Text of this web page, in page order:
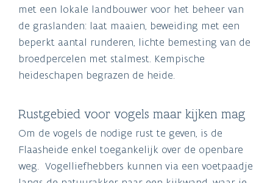
met een lokale landbouwer voor het beheer van
de graslanden: laat maaien, beweiding met een
beperkt aantal runderen, lichte bemesting van de
broedpercelen met stalmest. Kempische
heideschapen begrazen de heide.
Rustgebied voor vogels maar kijken mag
Om de vogels de nodige rust te geven, is de
Flaasheide enkel toegankelijk over de openbare
weg. Vogelliefhebbers kunnen via een voetpaadje